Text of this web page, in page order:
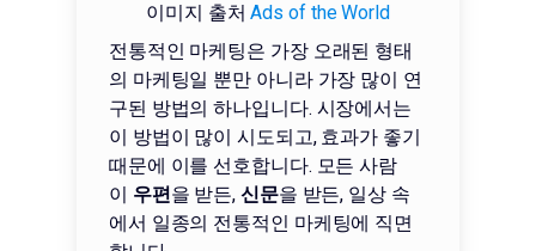
이미지 출처Ads of the World
전통적인 마케팅은 가장 오래된 형태
의 마케팅일 뿐만 아니라 가장 많이 연
구된 방법의 하나입니다. 시장에서는
이 방법이 많이 시도되고, 효과가 좋기
때문에 이를 선호합니다. 모든 사람
이 우편을 받든, 신문을 받든, 일상 속
에서 일종의 전통적인 마케팅에 직면